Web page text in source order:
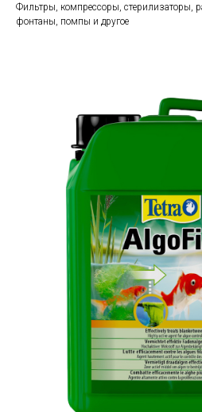
Фильтры, компрессоры, стерилизаторы,
фонтаны, помпы и другое